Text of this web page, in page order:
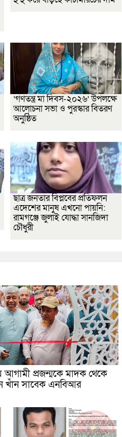
‘গণতন্ত্র মা দিবস-২০২৬’ উপলক্ষে
আলোচনা সভা ও পুরস্কার বিতরণ
অনুষ্ঠিত
ছাত্র জনতার বিপ্লবের প্রতিফলন
এদেশের মানুষ এখনো পায়নি:
রামগঞ্জে জুলাই যোদ্ধা সানজিদা
চৌধুরী
আগামী প্রজন্মকে মাদক থেকে
খাঁন সাবেক এনবিআর